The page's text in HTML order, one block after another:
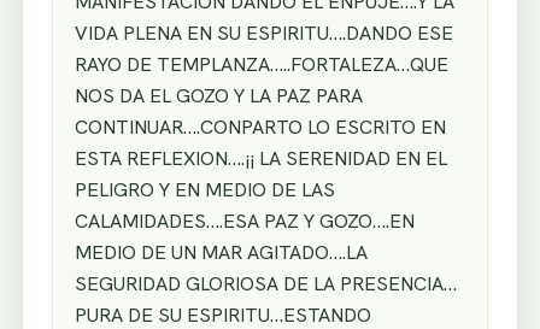
VIDA PLENA EN SU ESPIRITU….DANDO ESE
RAYO DE TEMPLANZA…..FORTALEZA…QUE
NOS DA EL GOZO Y LA PAZ PARA
CONTINUAR….CONPARTO LO ESCRITO EN
ESTA REFLEXION….¡¡ LA SERENIDAD EN EL
PELIGRO Y EN MEDIO DE LAS
CALAMIDADES….ESA PAZ Y GOZO….EN
MEDIO DE UN MAR AGITADO….LA
SEGURIDAD GLORIOSA DE LA PRESENCIA…
PURA DE SU ESPIRITU…ESTANDO